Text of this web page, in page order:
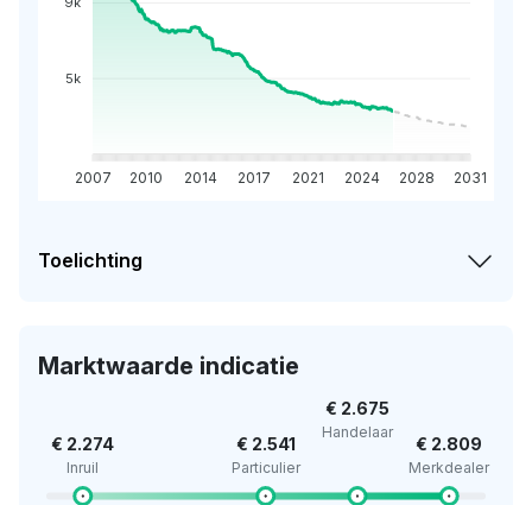
5k
2007 2010 2014 2017 2021 2024 2028 2031
Toelichting
Marktwaarde indicatie
€ 2.274
Inruil
€ 2.541
Particulier
€ 2.675
Handelaar
€ 2.809
Merkdealer